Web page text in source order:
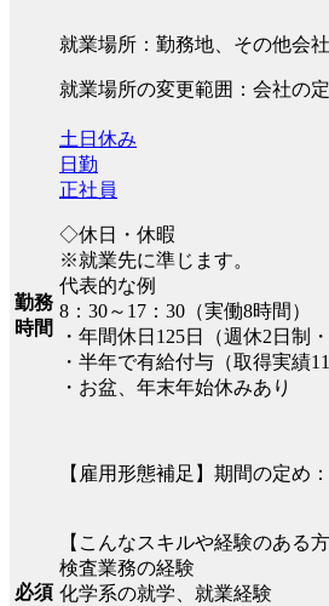
就業場所：勤務地、その他会
就業場所の変更範囲：会社の
勤務
時間
土日休み
日勤
正社員
◇休日・休暇
※就業先に準じます。
代表的な例
8：30～17：30（実働8時間）
・年間休日125日（週休2日制
・半年で有給付与（取得実績11
・お盆、年末年始休みあり
【雇用形態補足】期間の定め
必須
【こんなスキルや経験のある
検査業務の経験
化学系の就学、就業経験